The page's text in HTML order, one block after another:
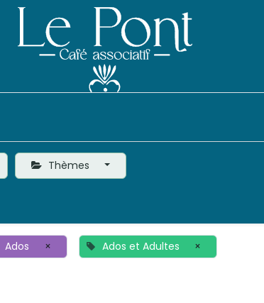
Thèmes
Ados × Ados et Adultes ×